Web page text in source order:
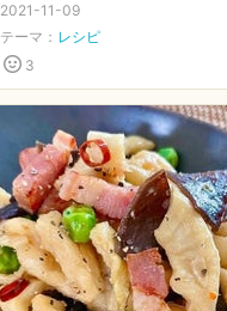
2021-11-09
テーマ： レシピ
3